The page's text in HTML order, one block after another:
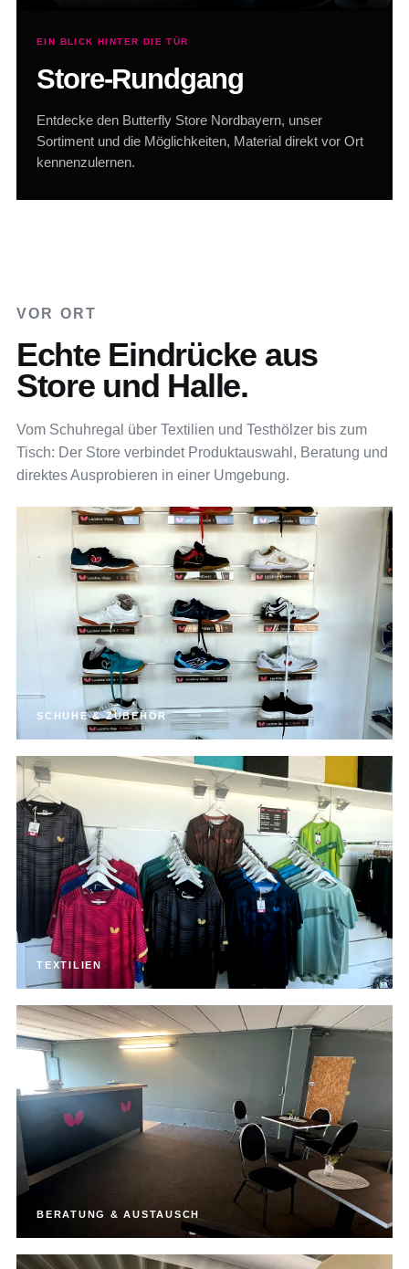
EIN BLICK HINTER DIE TÜR
Store-Rundgang
Entdecke den Butterfly Store Nordbayern, unser
Sortiment und die Möglichkeiten, Material direkt vor Ort
kennenzulernen.
VOR ORT
Echte Eindrücke aus
Store und Halle.
Vom Schuhregal über Textilien und Testhölzer bis zum
Tisch: Der Store verbindet Produktauswahl, Beratung und
direktes Ausprobieren in einer Umgebung.
SCHUHE & ZUBEHÖR
TEXTILIEN
BERATUNG & AUSTAUSCH